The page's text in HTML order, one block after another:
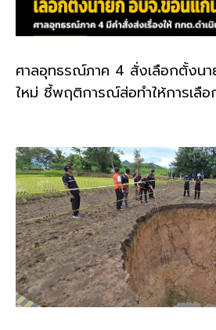
ศาลอุทธรณ์ภาค 4 สั่งเลือกตั้งน
ใหม่ ชี้พฤติการณ์ส่อทำให้การเลือ